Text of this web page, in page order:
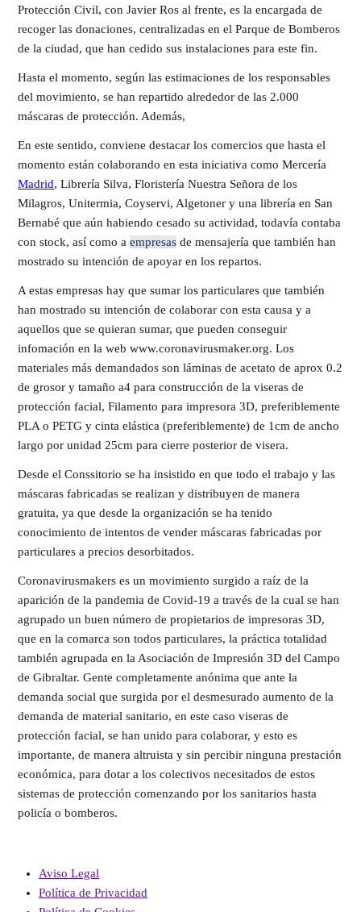
Protección Civil, con Javier Ros al frente, es la encargada de
recoger las donaciones, centralizadas en el Parque de Bomberos
de la ciudad, que han cedido sus instalaciones para este fin.
Hasta el momento, según las estimaciones de los responsables
del movimiento, se han repartido alrededor de las 2.000
máscaras de protección. Además,
En este sentido, conviene destacar los comercios que hasta el
momento están colaborando en esta iniciativa como Mercería
Madrid, Librería Silva, Floristería Nuestra Señora de los
Milagros, Unitermia, Coyservi, Algetoner y una librería en San
Bernabé que aún habiendo cesado su actividad, todavía contaba
con stock, así como a empresas de mensajería que también han
mostrado su intención de apoyar en los repartos.
A estas empresas hay que sumar los particulares que también
han mostrado su intención de colaborar con esta causa y a
aquellos que se quieran sumar, que pueden conseguir
infomación en la web www.coronavirusmaker.org. Los
materiales más demandados son láminas de acetato de aprox 0.2
de grosor y tamaño a4 para construcción de la viseras de
protección facial, Filamento para impresora 3D, preferiblemente
PLA o PETG y cinta elástica (preferiblemente) de 1cm de ancho
largo por unidad 25cm para cierre posterior de visera.
Desde el Conssitorio se ha insistido en que todo el trabajo y las
máscaras fabricadas se realizan y distribuyen de manera
gratuita, ya que desde la organización se ha tenido
conocimiento de intentos de vender máscaras fabricadas por
particulares a precios desorbitados.
Coronavirusmakers es un movimiento surgido a raíz de la
aparición de la pandemia de Covid-19 a través de la cual se han
agrupado un buen número de propietarios de impresoras 3D,
que en la comarca son todos particulares, la práctica totalidad
también agrupada en la Asociación de Impresión 3D del Campo
de Gibraltar. Gente completamente anónima que ante la
demanda social que surgida por el desmesurado aumento de la
demanda de material sanitario, en este caso viseras de
protección facial, se han unido para colaborar, y esto es
importante, de manera altruista y sin percibir ninguna prestación
económica, para dotar a los colectivos necesitados de estos
sistemas de protección comenzando por los sanitarios hasta
policía o bomberos.
Aviso Legal
Política de Privacidad